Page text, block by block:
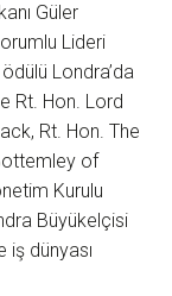
Güler
Lideri
Londra’da
Rt. Hon. Lord
Rt. Hon. The
of
Kurulu
Büyükelçisi
iş dünyası